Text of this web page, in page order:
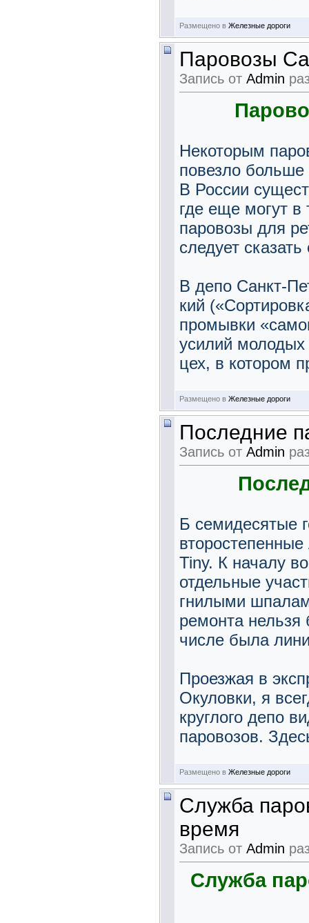
Размещено в Железные дороги
Паровозы
Запись от Admin
Некоторым
повезло больше
В России
где еще могут в
паровозы для
следует
В депо Санкт-
кий
промывки
усилий молодых
цех, в котором
Размещено в Железные дороги
Последние
Запись от Admin
Б семидесятые
Tiny. К началу
отдельные
гнилыми
ремонта нельзя
числе была
Проезжая в
Окуловки, я
круглого депо
паровозов.
Размещено в Железные дороги
Служба
время
Запись от Admin
Служба